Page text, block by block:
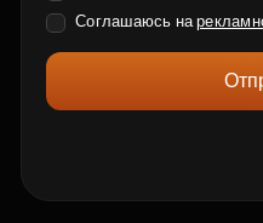
Соглашаюсь на